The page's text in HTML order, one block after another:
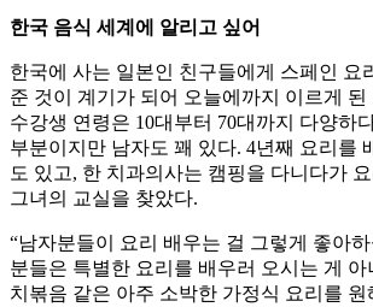
한국 음식 세계에 알리고 싶어
한국에 사는 일본인 친구들에게 스페인 요
준 것이 계기가 되어 오늘에까지 이르게 된
수강생 연령은 10대부터 70대까지 다양하
부분이지만 남자도 꽤 있다. 4년째 요리를
도 있고, 한 치과의사는 캠핑을 다니다가
그녀의 교실을 찾았다.
“남자분들이 요리 배우는 걸 그렇게 좋아
분들은 특별한 요리를 배우러 오시는 게 아
치볶음 같은 아주 소박한 가정식 요리를 원